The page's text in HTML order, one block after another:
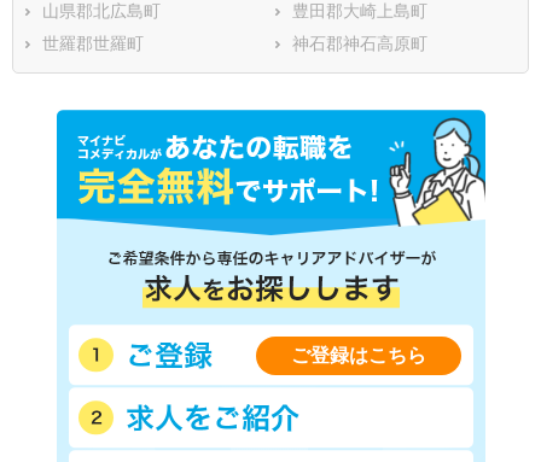
山県郡北広島町
豊田郡大崎上島町
世羅郡世羅町
神石郡神石高原町
ご登録はこちら